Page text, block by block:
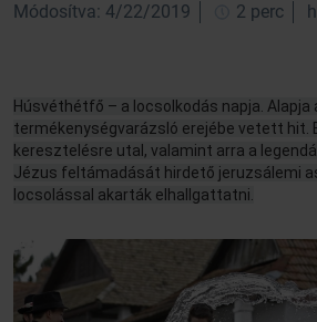
Módosítva: 4/22/2019 2 perc
Húsvéthétfő – a locsolkodás napja.
termékenységvarázsló erejébe vetett hit.
keresztelésre utal, valamint arra a
Jézus feltámadását hirdető jeruzsálemi
locsolással akarták elhallgattatni.